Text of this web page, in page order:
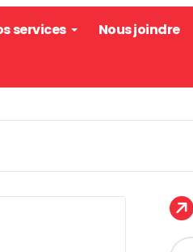
services Nous joindre